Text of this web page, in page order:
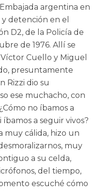
argentina en
detención en el
D2, de la Policía de
de 1976. Allí se
Cuello y Miguel
presuntamente
Rizzi dio su
ese muchacho, con
no íbamos a
íbamos a seguir vivos?
muy cálida, hizo un
muy
a su celda,
del tiempo,
escuché cómo